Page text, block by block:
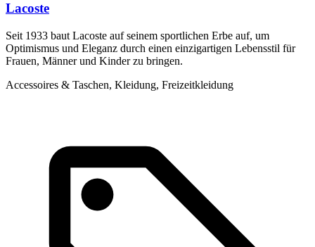
Lacoste
Seit 1933 baut Lacoste auf seinem sportlichen Erbe auf, um
Optimismus und Eleganz durch einen einzigartigen Lebensstil für
Frauen, Männer und Kinder zu bringen.
Accessoires & Taschen, Kleidung, Freizeitkleidung